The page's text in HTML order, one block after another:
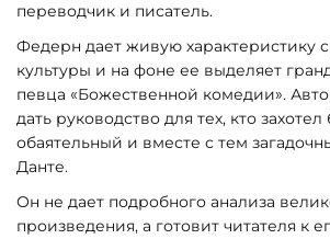
переводчик и писатель.
Федерн дает живую характеристику
культуры и на фоне ее выделяет
певца «Божественной комедии».
дать руководство для тех, кто
обаятельный и вместе с тем
Данте.
Он не дает подробного анализа
произведения, а готовит читателя к